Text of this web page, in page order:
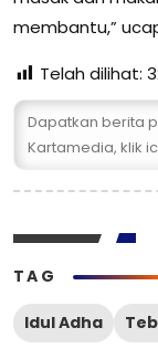
membantu,”
Telah dilihat:
Dapatkan berita
Kartamedia, klik
TAG
Idul Adha